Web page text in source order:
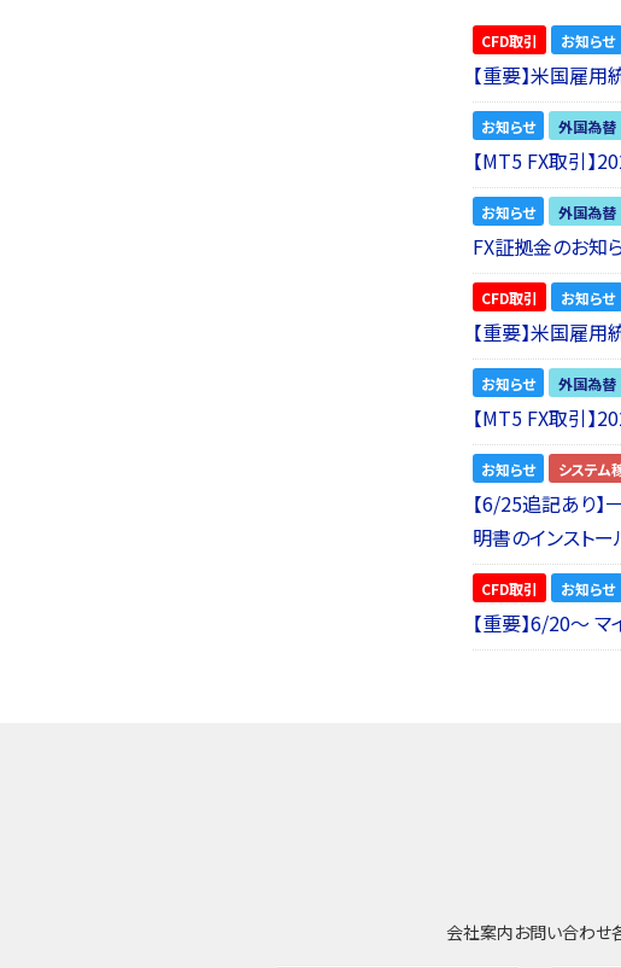
CFD取引 お知らせ
【重要】米国雇
お知らせ 外国為替
【MT5 FX取引】
お知らせ 外国為替
FX証拠金のお知
CFD取引 お知らせ
【重要】米国雇
お知らせ 外国為替
【MT5 FX取引】
お知らせ システム
【6/25追記あり
明書のインスト
CFD取引 お知らせ
【重要】6/20～
会社案内お問い合わせ